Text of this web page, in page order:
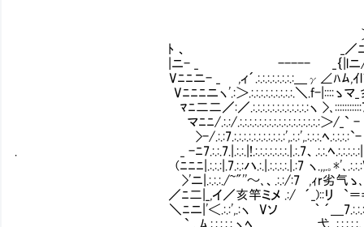
＞ﾆ
ﾄ 、 _／ﾆﾆ
|ニ- _ ----- _｛|lニ/)
Vﾆﾆニ- _ ,ィ´.:.:.:.:.:.:.:.:＿γ∠ﾊﾑ,ｲl´,
Vﾆﾆﾆニヽ'.:＞.:.:.:.:.:.:.:.:.:.＼.f-|::::ゝマ_
ﾏﾆ二二／:／.:.:.:.:.:.:.:.:.:.:.:.:ヽ >､
マﾆﾆ/.:.:/.:.:.:.:.:.:.:.:.:.:.:.:.:.:.:.:.:＞/_` -
>-/.:.:7.:.:.:.:.:.:.:.:.:.:.:',.:.:',.:.:.:.ﾍ.:.:.:.:`- ' !､
. _ -ﾆ7.:.:.7.|.:.:.|!.:.:.:.:.:.:.:.|.:.7、.:.:.ﾍ.:.:.:.:.:|弋
(ﾆﾆﾆ|.:.:.:|.7.:.:ハ.:.|.:.:.:.:.|.:7 ヽ.,,.｡*'､.:.:.:V_`
>'ニ|.:.:.:./~"''～､、.:.:/:7 ,ｨr劣气ゝ､_Vﾆ
／ﾆ二|_,イ／亥竿ミメ .:/ ´_)::リ `＝
＼ﾆニ|'＜.:.:',.:ヽ Vソ ｀ ´＿
` ､ﾑ.:.:.:.:.:.ヽﾍ___ 弋_.:.:.:.:.:｡*"/